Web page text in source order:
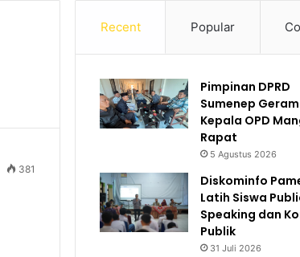
381
Recent Popular
Pimpinan DPRD
Sumenep
Kepala OPD
Rapat
5 Agustus 2026
Diskominfo
Latih Siswa
Speaking dan
Publik
31 Juli 2026